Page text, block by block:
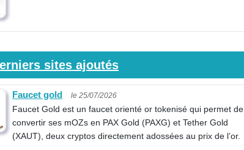
sites ajoutés
Faucet gold le 25/07/2026
Faucet Gold est un faucet orienté or tokenisé qui permet de
convertir ses mOZs en PAX Gold (PAXG) et Tether Gold
(XAUT), deux cryptos directement adossées au prix de l’or.